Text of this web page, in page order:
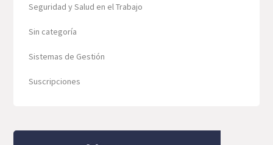
Seguridad y Salud en el Trabajo
Sin categoría
Sistemas de Gestión
Suscripciones